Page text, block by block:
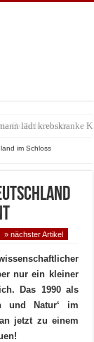
lädt krebskranke
Branche wurde
im Schloss
» nächster Artikel
nur ein kleiner
Das 1990 als
und Natur‘ im
jetzt zu einem